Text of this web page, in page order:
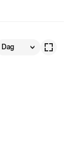
Dag